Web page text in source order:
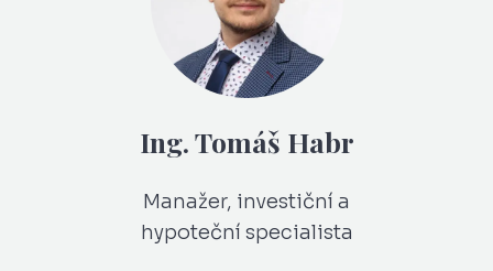
Ing. Tomáš Habr
Manažer, investiční a
hypoteční specialista